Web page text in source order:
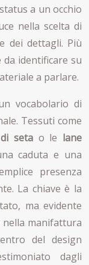
a un occhio
nella scelta di
dei dettagli. Più
identificare su
a parlare.
vocabolario di
Tessuti come
seta o le lane
caduta e una
presenza
La chiave è la
ma evidente
nella manifattura
del design
dagli